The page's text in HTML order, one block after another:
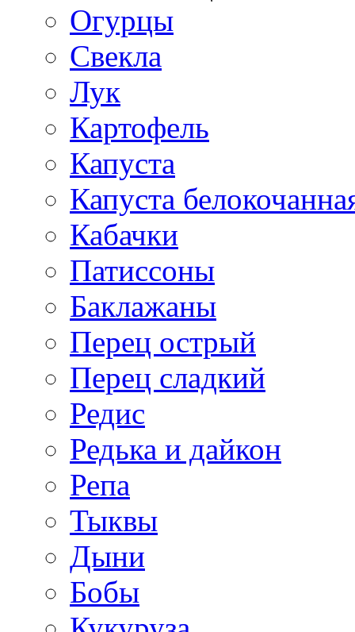
Огурцы
Свекла
Лук
Картофель
Капуста
Капуста
Кабачки
Патиссоны
Баклажаны
Перец острый
Перец сладкий
Редис
Редька и дайкон
Репа
Тыквы
Дыни
Бобы